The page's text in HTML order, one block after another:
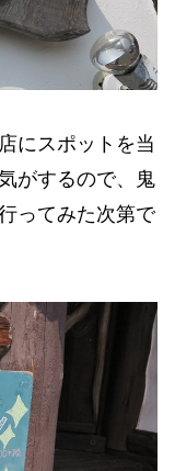
にスポットを当
がするので、鬼
ってみた次第で